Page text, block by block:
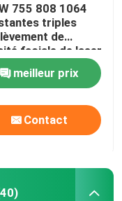
755 808 1064
triples
de
faciale de laser
de longueur
de diode
meilleur prix
Contact